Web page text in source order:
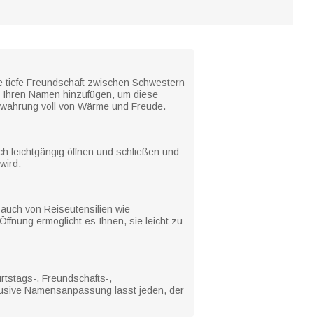
Freundschaft zwischen Schwestern
Namen hinzufügen, um diese
voll von Wärme und Freude.
leichtgängig öffnen und schließen und
von Reiseutensilien wie
ermöglicht es Ihnen, sie leicht zu
, Freundschafts-,
Namensanpassung lässt jeden, der